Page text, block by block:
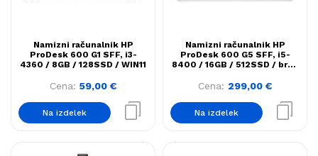
Namizni računalnik HP
ProDesk 600 G1 SFF, i3-
4360 / 8GB / 128SSD / WIN11
Cena: 59,00 €
Na izdelek
Namizni računalnik HP
ProDesk 600 G5 SFF, i5-
8400 / 16GB / 512SSD / brez
Cena: 299,00 €
Na izdelek